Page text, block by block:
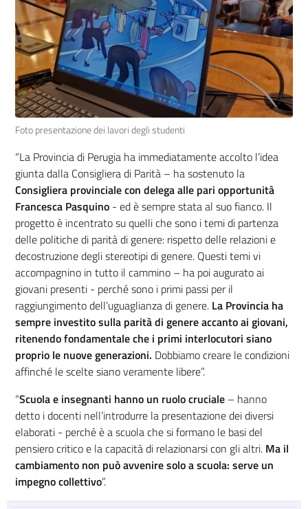
Foto presentazione dei lavori degli studenti
“La Provincia di Perugia ha immediatamente accolto l’idea
giunta dalla Consigliera di Parità – ha sostenuto la
Consigliera provinciale con delega alle pari opportunità
Francesca Pasquino - ed è sempre stata al suo fianco. Il
progetto è incentrato su quelli che sono i temi di partenza
delle politiche di parità di genere: rispetto delle relazioni e
decostruzione degli stereotipi di genere. Questi temi vi
accompagnino in tutto il cammino – ha poi augurato ai
giovani presenti - perché sono i primi passi per il
raggiungimento dell’uguaglianza di genere. La Provincia ha
sempre investito sulla parità di genere accanto ai giovani,
ritenendo fondamentale che i primi interlocutori siano
proprio le nuove generazioni. Dobbiamo creare le condizioni
affinché le scelte siano veramente libere”.
“Scuola e insegnanti hanno un ruolo cruciale – hanno
detto i docenti nell’introdurre la presentazione dei diversi
elaborati - perché è a scuola che si formano le basi del
pensiero critico e la capacità di relazionarsi con gli altri. Ma il
cambiamento non può avvenire solo a scuola: serve un
impegno collettivo”.